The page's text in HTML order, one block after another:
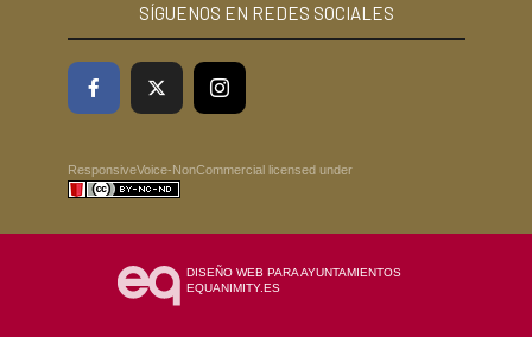
SÍGUENOS EN REDES SOCIALES
ResponsiveVoice-NonCommerciallicensed under
DISEÑO WEB PARA AYUNTAMIENTOS
EQUANIMITY.ES